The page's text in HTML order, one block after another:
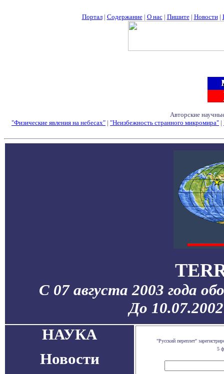
Портал| Содержание| О нас| Пишите| Новости|
Авторские
"Физические явления на небесах" | "Неизбежность странного микромира" |
С 07 августа 2003 года
До
НАУКА
Новости
"Русский переплет"
5